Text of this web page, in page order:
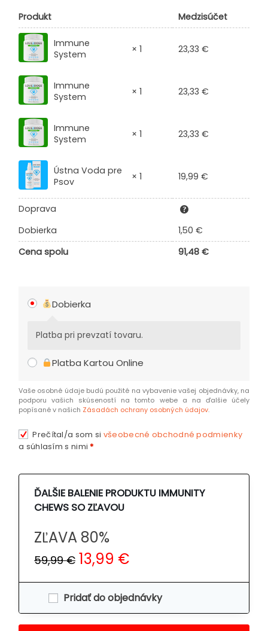
Produkt Medzisúčet
Immune
System
× 1 23,33 €
Immune
System
× 1 23,33 €
Immune
System
× 1 23,33 €
Ústna Voda pre
Psov
× 1 19,99 €
Doprava
Dobierka
1,50 €
Cena spolu
91,48 €
Dobierka
Platba pri prevzatí tovaru.
Platba Kartou Online
Vaše osobné údaje budú použité na vybavenie vašej objednávky, na
podporu vašich skúseností na tomto webe a na ďalšie účely
popísané v našich Zásadách ochrany osobných údajov.
Prečítal/a som si všeobecné obchodné podmienky
a súhlasím s nimi *
ĎALŠIE BALENIE PRODUKTU IMMUNITY
CHEWS SO ZĽAVOU
ZĽAVA 80%
59,99 € 13,99 €
Pridať do objednávky